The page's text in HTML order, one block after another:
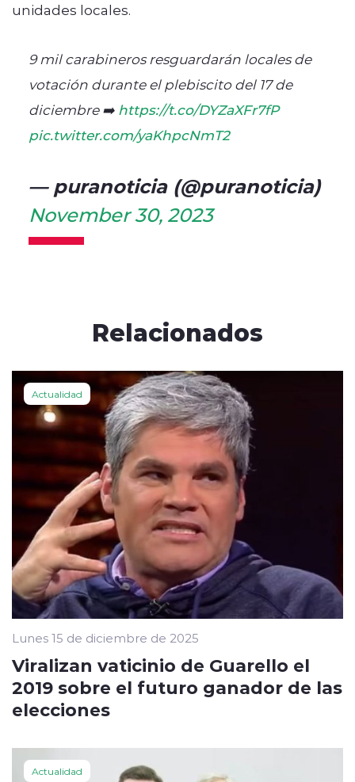
unidades locales.
9 mil carabineros resguardarán locales de
votación durante el plebiscito del 17 de
diciembre ➡️ https://t.co/DYZaXFr7fP
pic.twitter.com/yaKhpcNmT2
— puranoticia (@puranoticia)
November 30, 2023
Relacionados
Actualidad
Lunes 15 de diciembre de 2025
Viralizan vaticinio de Guarello el
2019 sobre el futuro ganador de las
elecciones
Actualidad